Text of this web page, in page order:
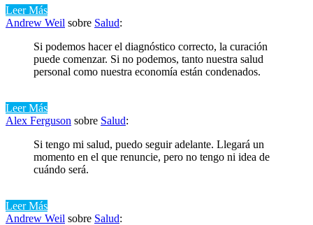
Leer Más
Andrew Weil sobre Salud:
Si podemos hacer el diagnóstico correcto, la curación
puede comenzar. Si no podemos, tanto nuestra salud
personal como nuestra economía están condenados.
Leer Más
Alex Ferguson sobre Salud:
Si tengo mi salud, puedo seguir adelante. Llegará un
momento en el que renuncie, pero no tengo ni idea de
cuándo será.
Leer Más
Andrew Weil sobre Salud: